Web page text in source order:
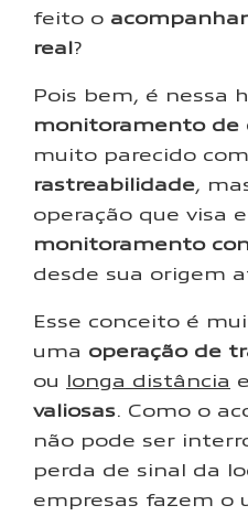
feito o
real?
Pois bem, é nessa
monitoramento de
muito parecido
rastreabilidade,
operação que visa
monitoramento
desde sua origem
Esse conceito é
uma operação de
ou longa distância
valiosas. Como o
não pode ser
perda de sinal da
empresas fazem o